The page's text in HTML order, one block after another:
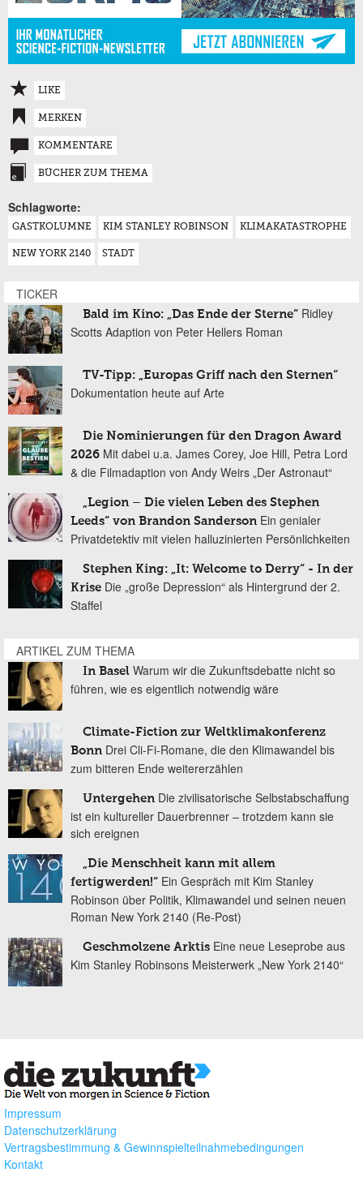
LIKE
MERKEN
KOMMENTARE
BÜCHER ZUM THEMA
Schlagworte:
GASTKOLUMNE KIM STANLEY ROBINSON KLIMAKATASTROPHE
NEW YORK 2140 STADT
TICKER
Bald im Kino: „Das Ende der Sterne“ Ridley
Scotts Adaption von Peter Hellers Roman
TV-Tipp: „Europas Griff nach den Sternen“
Dokumentation heute auf Arte
Die Nominierungen für den Dragon Award
2026 Mit dabei u.a. James Corey, Joe Hill, Petra Lord
& die Filmadaption von Andy Weirs „Der Astronaut“
„Legion – Die vielen Leben des Stephen
Leeds“ von Brandon Sanderson Ein genialer
Privatdetektiv mit vielen halluzinierten Persönlichkeiten
Stephen King: „It: Welcome to Derry“ - In der
Krise Die „große Depression“ als Hintergrund der 2.
Staffel
ARTIKEL ZUM THEMA
In Basel Warum wir die Zukunftsdebatte nicht so
führen, wie es eigentlich notwendig wäre
Climate-Fiction zur Weltklimakonferenz
Bonn Drei Cli-Fi-Romane, die den Klimawandel bis
zum bitteren Ende weitererzählen
Untergehen Die zivilisatorische Selbstabschaffung
ist ein kultureller Dauerbrenner – trotzdem kann sie
sich ereignen
„Die Menschheit kann mit allem
fertigwerden!“ Ein Gespräch mit Kim Stanley
Robinson über Politik, Klimawandel und seinen neuen
Roman New York 2140 (Re-Post)
Geschmolzene Arktis Eine neue Leseprobe aus
Kim Stanley Robinsons Meisterwerk „New York 2140“
Impressum
Datenschutzerklärung
Vertragsbestimmung & Gewinnspielteilnahmebedingungen
Kontakt